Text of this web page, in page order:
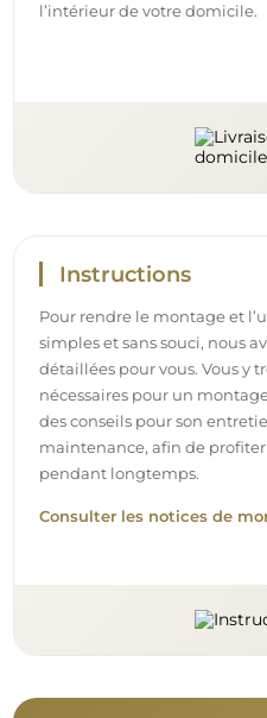
l’intérieur de votre domicile.
Instructions
Pour rendre le montage et
simples et sans souci, nous
détaillées pour vous. Vous y
nécessaires pour un
des conseils pour son
maintenance, afin de
pendant longtemps.
Consulter les notices de